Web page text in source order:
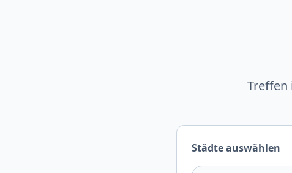
Treffen
Städte auswählen